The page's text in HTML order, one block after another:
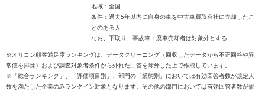
地域：全国
条件：過去5年以内に自身の車を中古車買取会社に売却したこ
とのある人
なお、下取り、事故車・廃車売却者は対象外とする
※オリコン顧客満足度ランキングは、データクリーニング（回収したデータから不正回答や異
常値を排除）および調査対象者条件から外れた回答を除外した上で作成しています。
※「総合ランキング」、「評価項目別」、部門の「業態別」においては有効回答者数が規定人
数を満たした企業のみランクイン対象となります。その他の部門においては有効回答者数が規